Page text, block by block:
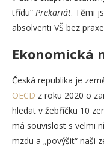
třídu“ Prekariát. Těmi
absolventi VŠ bez
Ekonomická
Česká republika je
OECD z roku 2020 o
hledat v žebříčku 10
má souvislost s velmi
mzdu a „povýšit“ naši